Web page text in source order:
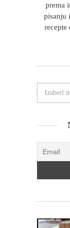
prema
pisanju
recepte